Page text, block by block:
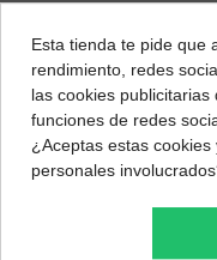
MÁS VISITADAS
NUESTRAS
© 2026 GAV-
Esta tienda te pide que
rendimiento, redes
las cookies
funciones de redes
¿Aceptas estas
personales